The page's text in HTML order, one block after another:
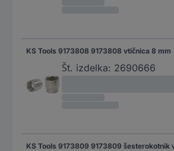
KS Tools 9173808 9173808 vtičnica 8 mm
Št. izdelka: 2690666